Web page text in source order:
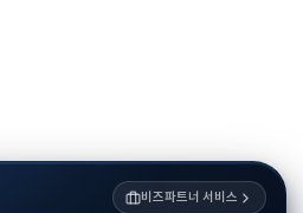
비즈파트너 서비스